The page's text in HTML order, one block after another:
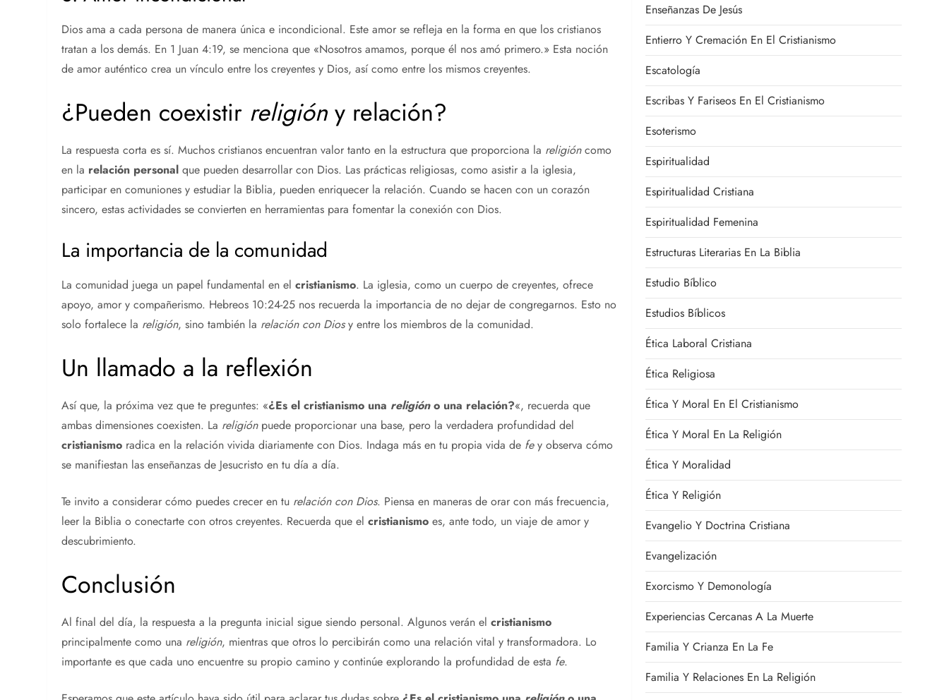
Dios ama a cada persona de manera única e incondicional. Este amor se refleja en la forma en que los cristianos
tratan a los demás. En 1 Juan 4:19, se menciona que «Nosotros amamos, porque él nos amó primero.» Esta noción
de amor auténtico crea un vínculo entre los creyentes y Dios, así como entre los mismos creyentes.
¿Pueden coexistir religión y relación?
La respuesta corta es sí. Muchos cristianos encuentran valor tanto en la estructura que proporciona la religióncomo
en la relación personal que pueden desarrollar con Dios. Las prácticas religiosas, como asistir a la iglesia,
participar en comuniones y estudiar la Biblia, pueden enriquecer la relación. Cuando se hacen con un corazón
sincero, estas actividades se convierten en herramientas para fomentar la conexión con Dios.
La importancia de la comunidad
La comunidad juega un papel fundamental en elcristianismo. La iglesia, como un cuerpo de creyentes, ofrece
apoyo, amor y compañerismo. Hebreos 10:24-25 nos recuerda la importancia de no dejar de congregarnos. Esto no
solo fortalece la religión, sino también la relación con Diosy entre los miembros de la comunidad.
Un llamado a la reflexión
Así que, la próxima vez que te preguntes: «¿Es elcristianismo una religióno una relación?«, recuerda que
ambas dimensiones coexisten. La religiónpuede proporcionar una base, pero la verdadera profundidad del
cristianismo radica en la relación vivida diariamente con Dios. Indaga más en tu propia vida de fey observa cómo
se manifiestan las enseñanzas de Jesucristo en tu día a día.
Te invito a considerar cómo puedes crecer en tu relación con Dios. Piensa en maneras de orar con más frecuencia,
leer la Biblia o conectarte con otros creyentes. Recuerda que elcristianismo es, ante todo, un viaje de amor y
descubrimiento.
Conclusión
Al final del día, la respuesta a la pregunta inicial sigue siendo personal. Algunos verán elcristianismo
principalmente como una religión, mientras que otros lo percibirán como una relación vital y transformadora. Lo
importante es que cada uno encuentre su propio camino y continúe explorando la profundidad de esta fe.
Enseñanzas De Jesús
Entierro Y Cremación En El Cristianismo
Escatología
Escribas Y Fariseos En El Cristianismo
Esoterismo
Espiritualidad
Espiritualidad Cristiana
Espiritualidad Femenina
Estructuras Literarias En La Biblia
Estudio Bíblico
Estudios Bíblicos
Ética Laboral Cristiana
Ética Religiosa
Ética Y Moral En El Cristianismo
Ética Y Moral En La Religión
Ética Y Moralidad
Ética Y Religión
Evangelio Y Doctrina Cristiana
Evangelización
Exorcismo Y Demonología
Experiencias Cercanas A La Muerte
Familia Y Crianza En La Fe
Familia Y Relaciones En La Religión